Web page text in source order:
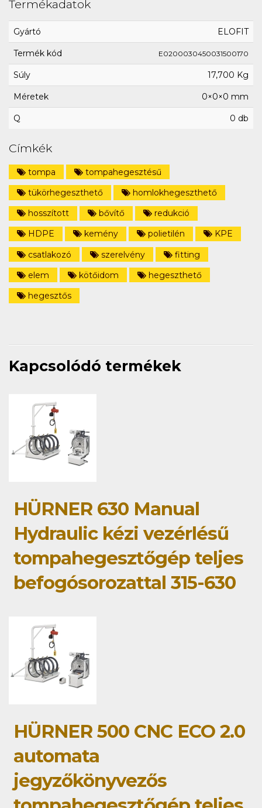
Termékadatok
Gyártó ELOFIT
Termék kód E0200030450031500170
Súly 17,700 Kg
Méretek 0×0×0 mm
Q 0 db
Címkék
tompa
tompahegesztésű
tükörhegeszthető
homlokhegeszthető
hosszított
bővítő
redukció
HDPE
kemény polietilén
KPE
csatlakozó
szerelvény
fitting
elem
kötőidom
hegeszthető
hegesztős
Kapcsolódó termékek
HÜRNER 630 Manual
Hydraulic kézi vezérlésű
tompahegesztőgép teljes
befogósorozattal 315-630
HÜRNER 500 CNC ECO 2.0
automata
jegyzőkönyvezős